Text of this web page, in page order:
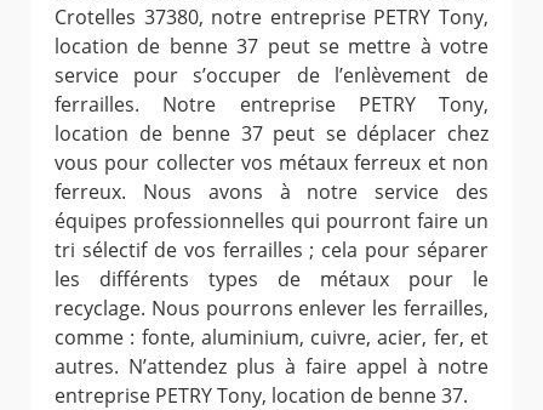
Crotelles 37380, notre entreprise PETRY Tony,
location de benne 37 peut se mettre à votre
service pour s’occuper de l’enlèvement de
ferrailles. Notre entreprise PETRY Tony,
location de benne 37 peut se déplacer chez
vous pour collecter vos métaux ferreux et non
ferreux. Nous avons à notre service des
équipes professionnelles qui pourront faire un
tri sélectif de vos ferrailles ; cela pour séparer
les différents types de métaux pour le
recyclage. Nous pourrons enlever les ferrailles,
comme : fonte, aluminium, cuivre, acier, fer, et
autres. N’attendez plus à faire appel à notre
entreprise PETRY Tony, location de benne 37.